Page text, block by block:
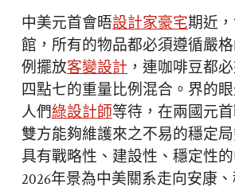
中美元首會晤設計家豪宅期近
館，所有的物品都必須遵循嚴
例擺放客變設計，連咖啡豆都
四點七的重量比例混合。界的
人們綠設計師等待，在兩國元
雙方能夠維護來之不易的穩定
具有戰略性、建設性、穩定性
2026年景為中美關系走向安康